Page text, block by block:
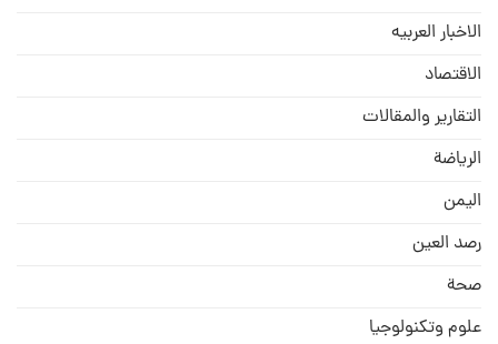
الاخبار العربيه
الاقتصاد
التقارير والمقالات
الریاضة
الیمن
رصد العین
صحة
علوم وتكنولوجيا